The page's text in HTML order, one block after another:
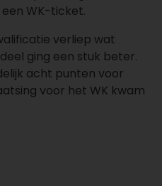
WK-ticket.
verliep wat
ging een stuk beter.
acht punten voor
voor het WK kwam